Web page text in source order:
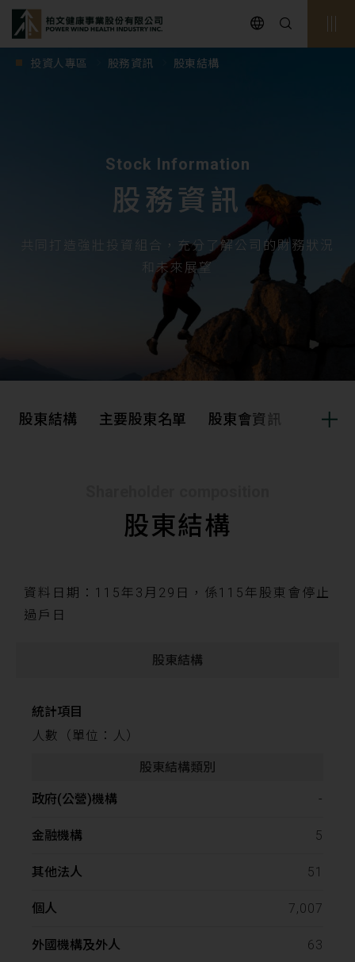
Stock Information
股務資訊
共同打造強壯投資組合，充分了解公司的財務狀況
和未來展望
投資人專區 股務資訊 股東結構
股東結構 主要股東名單 股東會資訊 股利資
股東會資訊
股價資訊 法人說明會
股東結構
資料日期：115年3月29日，係115年股東會停止
過戶日
人數（單位：人）
-
5
51
7,007
63